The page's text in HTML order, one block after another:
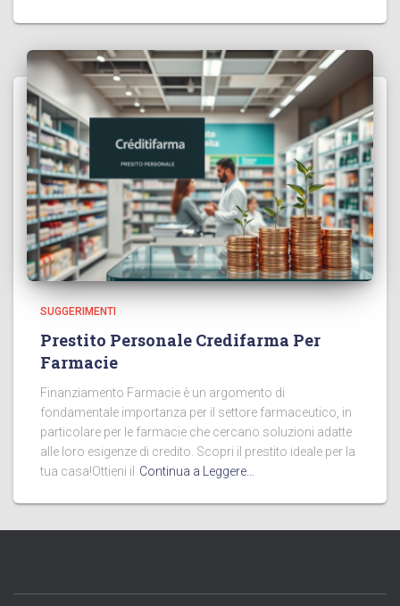
SUGGERIMENTI
Prestito Personale Credifarma Per
Farmacie
Finanziamento Farmacie è un argomento di
fondamentale importanza per il settore farmaceutico, in
particolare per le farmacie che cercano soluzioni adatte
alle loro esigenze di credito. Scopri il prestito ideale per la
tua casa!Ottieni il
Continua a Leggere…